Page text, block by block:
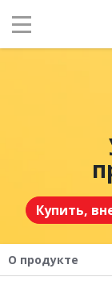
Купить,
О продукте